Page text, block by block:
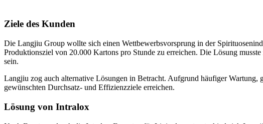
Ziele des Kunden
Die Langjiu Group wollte sich einen Wettbewerbsvorsprung in der
Produktionsziel von 20.000 Kartons pro Stunde zu erreichen. Die Lösung
sein.
Langjiu zog auch alternative Lösungen in Betracht. Aufgrund häufiger
gewünschten Durchsatz- und Effizienzziele erreichen.
Lösung von Intralox